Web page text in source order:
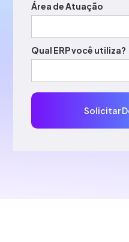
Área de Atuação
Qual ERP você utiliza?